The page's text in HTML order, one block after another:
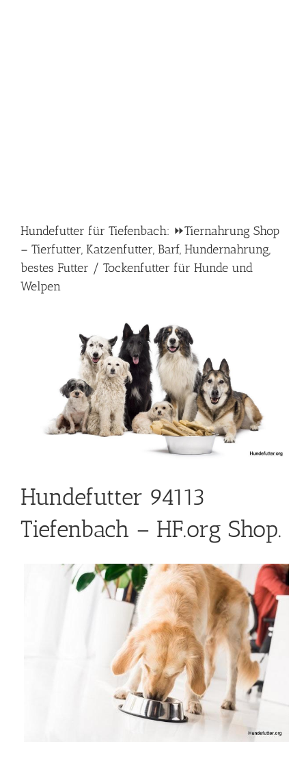
Hundefutter für Tiefenbach: ⏩Tiernahrung Shop
– Tierfutter, Katzenfutter, Barf, Hundernahrung,
bestes Futter / Tockenfutter für Hunde und
Welpen
Hundefutter 94113
Tiefenbach – HF.org Shop.